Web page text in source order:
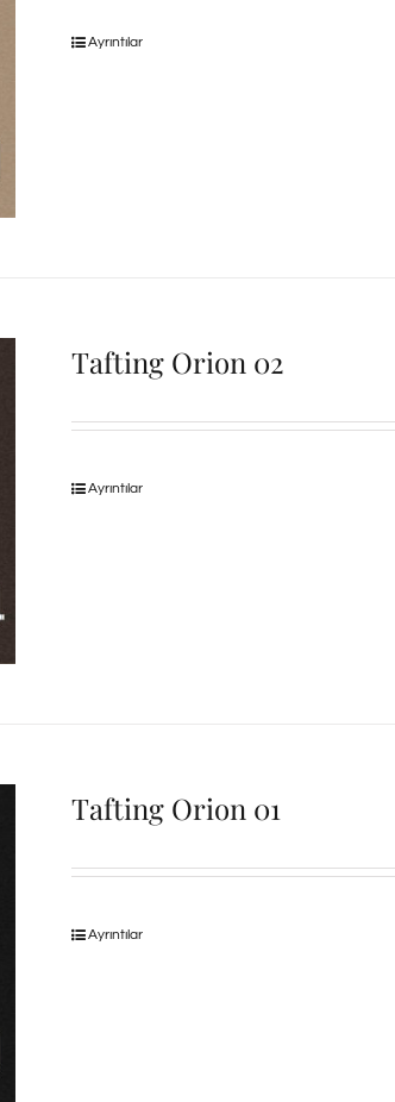
Ayrıntılar
Tafting Orion 02
Ayrıntılar
Tafting Orion 01
Ayrıntılar